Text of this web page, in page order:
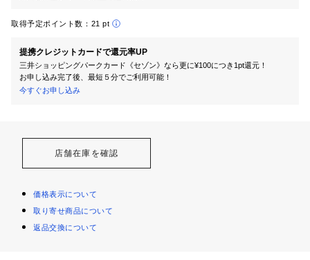
取得予定ポイント数： 21 pt
提携クレジットカードで還元率UP
三井ショッピングパークカード《セゾン》なら更に¥100につき1pt還元！
お申し込み完了後、最短５分でご利用可能！
今すぐお申し込み
店舗在庫を確認
価格表示について
取り寄せ商品について
返品交換について